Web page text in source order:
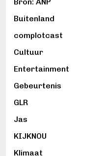
Buitenland
complotcast
Cultuur
Entertainment
Gebeurtenis
GLR
Jas
KIJKNOU
Klimaat